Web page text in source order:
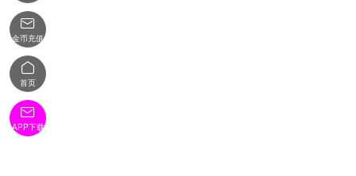

金币充值

首页

APP下载